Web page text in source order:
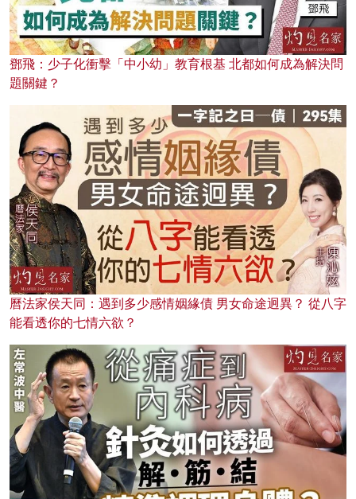
鄧飛：少子化衝擊「中小幼」教育根基 北都如何成為解決問
題關鍵？
曆法家侯天同：遇到多少感情姻緣債 男女命途迥異？ 從八字
能看透你的七情六欲？